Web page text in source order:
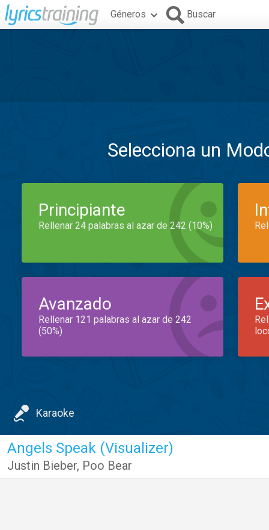
Géneros Buscar
Selecciona un
Principiante
Rellenar 24 palabras al azar de 242 (10%)
Avanzado
Rellenar 121 palabras al azar de 242
(50%)
Karaoke
Angels Speak (Visualizer)
Justin Bieber, Poo Bear